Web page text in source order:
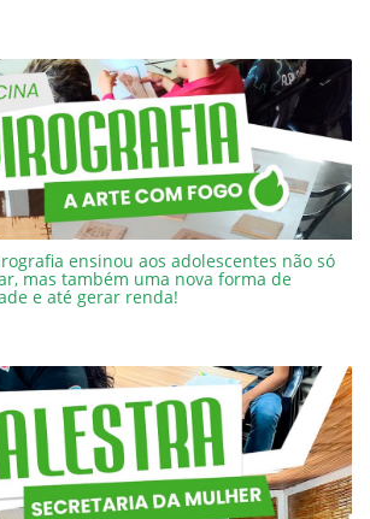
ensinou aos adolescentes não só
mas também uma nova forma de
e até gerar renda!